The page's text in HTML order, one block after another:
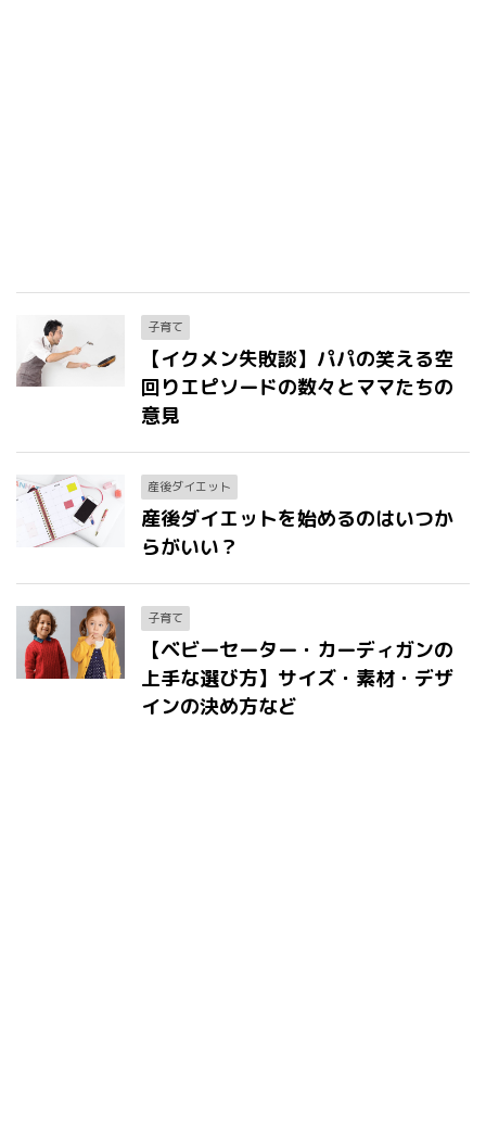
子育て
【イクメン失敗談】パパの笑える空
回りエピソードの数々とママたちの
意見
産後ダイエット
産後ダイエットを始めるのはいつか
らがいい？
子育て
【ベビーセーター・カーディガンの
上手な選び方】サイズ・素材・デザ
インの決め方など